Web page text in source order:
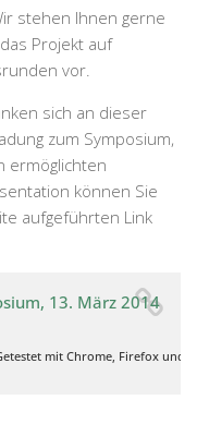
stehen Ihnen gerne
Projekt auf
vor.
sich an dieser
zum Symposium,
ermöglichten
können Sie
aufgeführten Link
13. März 2014
mit Chrome, Firefox und